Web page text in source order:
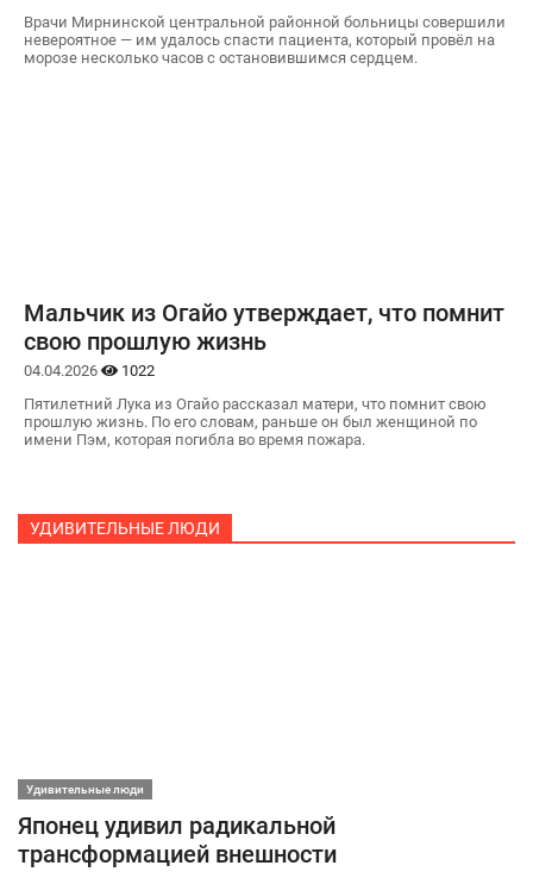
Врачи Мирнинской центральной районной больницы совершили
невероятное — им удалось спасти пациента, который провёл на
морозе несколько часов с остановившимся сердцем.
Мальчик из Огайо утверждает, что помнит
свою прошлую жизнь
04.04.2026
1022
Пятилетний Лука из Огайо рассказал матери, что помнит свою
прошлую жизнь. По его словам, раньше он был женщиной по
имени Пэм, которая погибла во время пожара.
УДИВИТЕЛЬНЫЕ ЛЮДИ
Удивительные люди
Японец удивил радикальной
трансформацией внешности